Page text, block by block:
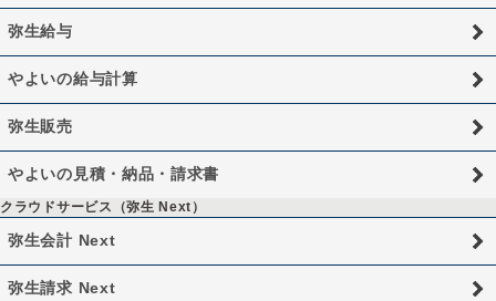
弥生給与
やよいの給与計算
弥生販売
やよいの見積・納品・請求書
クラウドサービス（弥生 Next）
弥生会計 Next
弥生請求 Next